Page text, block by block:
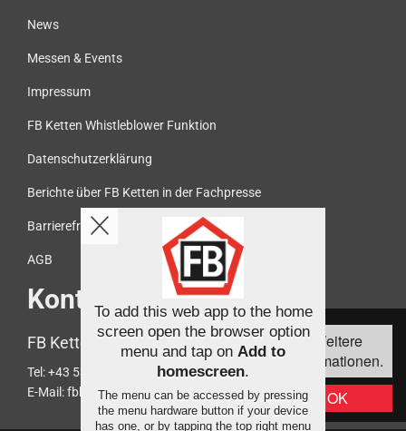
Diese Webseite
verwendet Cookies,
um die
zu erhöhen.
Weitere
Informationen.
OK
News
Messen & Events
Impressum
FB Ketten Whistleblower Funktion
Datenschutzerklärung
Berichte über FB Ketten in der Fachpresse
Barrierefreiheit
AGB
Kontakt
FB Ketten Handelsgesellschaft mbH
Tel:+43 5372 61466
E-Mail:fbketten@fb-ketten.com
To add this web app to the home
screen open the browser option
menu and tap on Add to
homescreen.
The menu can be accessed by pressing
the menu hardware button if your device
has one, or by tapping the top right menu